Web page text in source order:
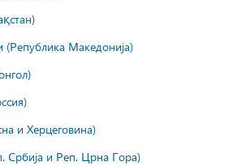
(Република Македонија)
и Херцеговина)
Србија и Реп. Црна Гора)